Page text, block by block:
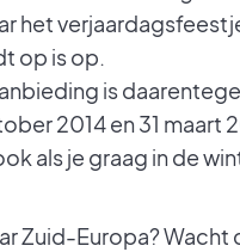
het
op is op.
is
2014 en 31
als je graag in de
Zuid-Europa? Wacht